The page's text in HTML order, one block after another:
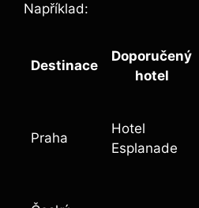
Například:
Destinace
Doporučený
hotel
Praha
Hotel
Esplanade